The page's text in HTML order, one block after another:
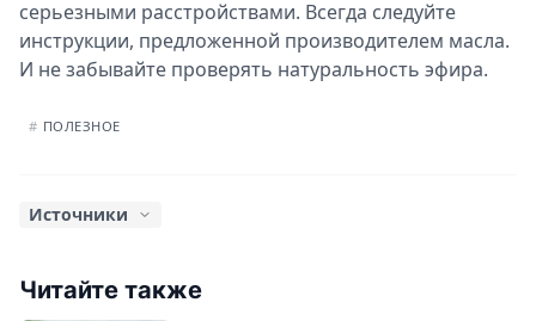
серьезными расстройствами. Всегда следуйте
инструкции, предложенной производителем масла.
И не забывайте проверять натуральность эфира.
# ПОЛЕЗНОЕ
Источники
эстетических методов лечения
медицина, 2006.
Читайте также